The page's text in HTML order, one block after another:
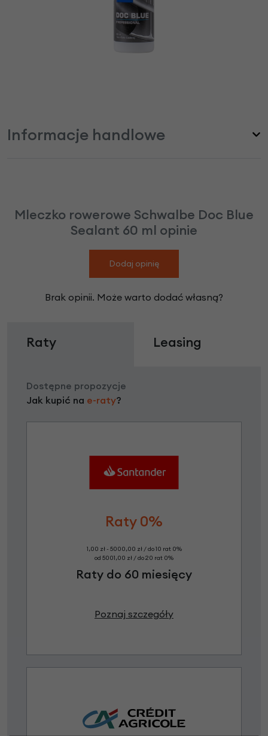
Informacje handlowe
Mleczko rowerowe Schwalbe Doc Blue
Sealant 60 ml opinie
Dodaj opinię
Brak opinii. Może warto dodać własną?
Raty Leasing
Dostępne propozycje
Jak kupić na e-raty?
Raty 0%
1,00 zł - 5000,00 zł / do 10 rat 0%
od 5001,00 zł / do 20 rat 0%
Raty do 60 miesięcy
Poznaj szczegóły